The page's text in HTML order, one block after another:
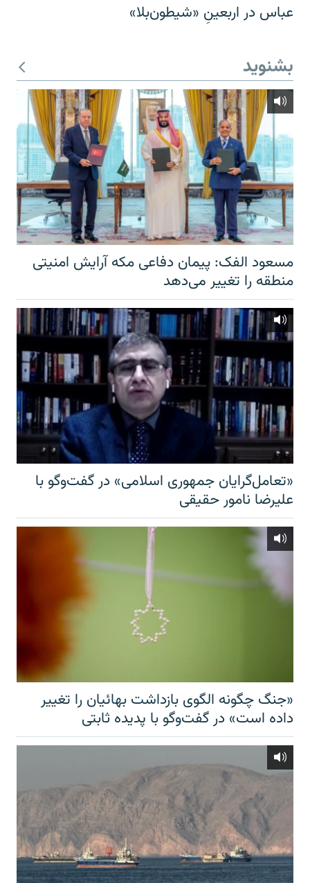
عباس در اربعینِ «شیطون‌بلا»
بشنوید
مسعود الفک: پیمان دفاعی مکه آرایش امنیتی
منطقه را تغییر می‌دهد
«تعامل‌گرایان جمهوری اسلامی» در گفت‌وگو با
علیرضا نامور حقیقی
«جنگ چگونه الگوی بازداشت بهائیان را تغییر
داده است» در گفت‌وگو با پدیده ثابتی